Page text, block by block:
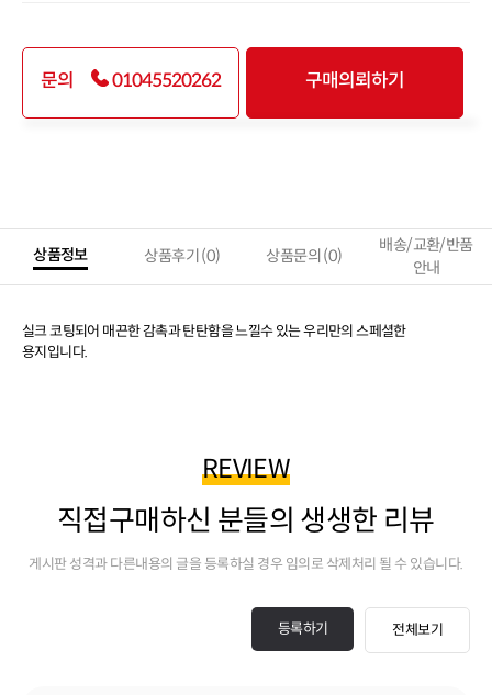
계속 쇼핑 바로가기
문의 01045520262 구매의뢰하기
상품정보 상품후기 (0) 상품문의 (0)
배송/교환/반품
안내
실크 코팅되어 매끈한 감촉과 탄탄함을 느낄수 있는 우리만의 스페셜한
용지입니다.
REVIEW
직접구매하신 분들의 생생한 리뷰
게시판 성격과 다른내용의 글을 등록하실 경우 임의로 삭제처리 될 수 있습니다.
등록하기 전체보기